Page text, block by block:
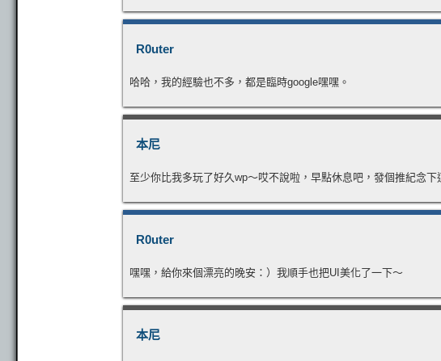
R0uter
哈哈，我的經驗也不多，都是臨時google嘿嘿。
本尼
至少你比我多玩了好久wp～哎不說啦，早點休息吧，發個推紀念下
R0uter
嘿嘿，給你來個漂亮的晚安：）我順手也把UI美化了一下～
本尼